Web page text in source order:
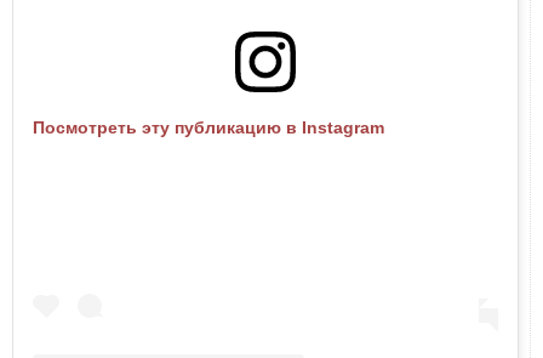
Посмотреть эту публикацию в Instagram